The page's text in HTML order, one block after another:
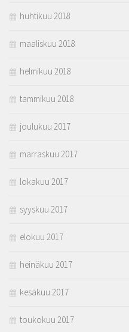
huhtikuu 2018
maaliskuu 2018
helmikuu 2018
tammikuu 2018
joulukuu 2017
marraskuu 2017
lokakuu 2017
syyskuu 2017
elokuu 2017
heinäkuu 2017
kesäkuu 2017
toukokuu 2017